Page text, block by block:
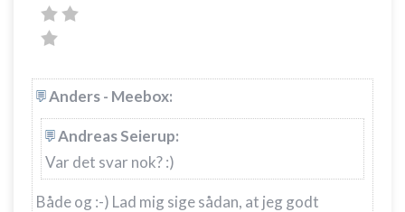
Anders - Meebox:
Andreas Seierup:
Var det svar nok? :)
Både og :-) Lad mig sige sådan, at jeg godt